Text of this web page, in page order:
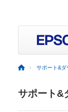
サポート&ダ
サポート&